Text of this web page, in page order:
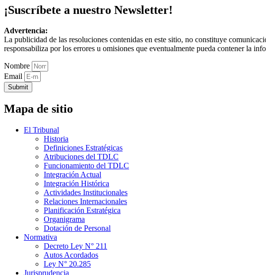
¡Suscríbete a nuestro Newsletter!
Advertencia:
La publicidad de las resoluciones contenidas en este sitio, no constituye
responsabiliza por los errores u omisiones que eventualmente pueda contener la
Nombre
Email
Submit
Mapa de sitio
El Tribunal
Historia
Definiciones Estratégicas
Atribuciones del TDLC
Funcionamiento del TDLC
Integración Actual
Integración Histórica
Actividades Institucionales
Relaciones Internacionales
Planificación Estratégica
Organigrama
Dotación de Personal
Normativa
Decreto Ley N° 211
Autos Acordados
Ley N° 20.285
Jurisprudencia